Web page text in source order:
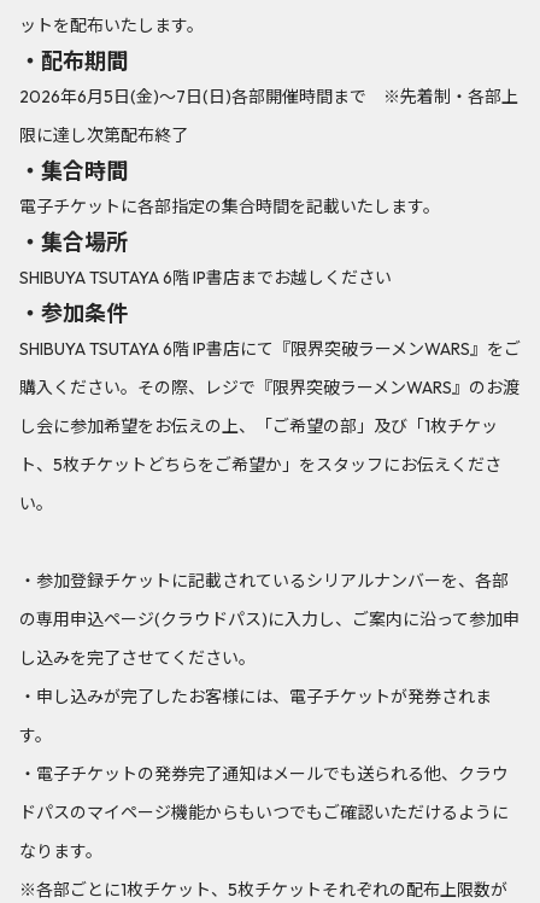
ットを配布いたします。
・配布期間
2026年6月5日(金)～7日(日)各部開催時間まで ※先着制・各部上
限に達し次第配布終了
・集合時間
電子チケットに各部指定の集合時間を記載いたします。
・集合場所
SHIBUYA TSUTAYA 6階 IP書店までお越しください
・参加条件
SHIBUYA TSUTAYA 6階 IP書店にて『限界突破ラーメンWARS』をご
購入ください。その際、レジで『限界突破ラーメンWARS』のお渡
し会に参加希望をお伝えの上、「ご希望の部」及び「1枚チケッ
ト、5枚チケットどちらをご希望か」をスタッフにお伝えくださ
い。
・参加登録チケットに記載されているシリアルナンバーを、各部
の専用申込ページ(クラウドパス)に入力し、ご案内に沿って参加申
し込みを完了させてください。
・申し込みが完了したお客様には、電子チケットが発券されま
す。
・電子チケットの発券完了通知はメールでも送られる他、クラウ
ドパスのマイページ機能からもいつでもご確認いただけるように
なります。
※各部ごとに1枚チケット、5枚チケットそれぞれの配布上限数が